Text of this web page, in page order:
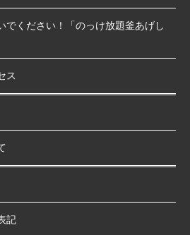
でください！「のっけ放題釜あげし
ス
記